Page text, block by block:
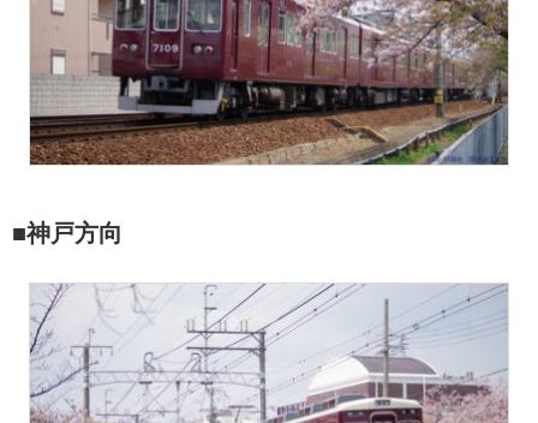
■神戸方向